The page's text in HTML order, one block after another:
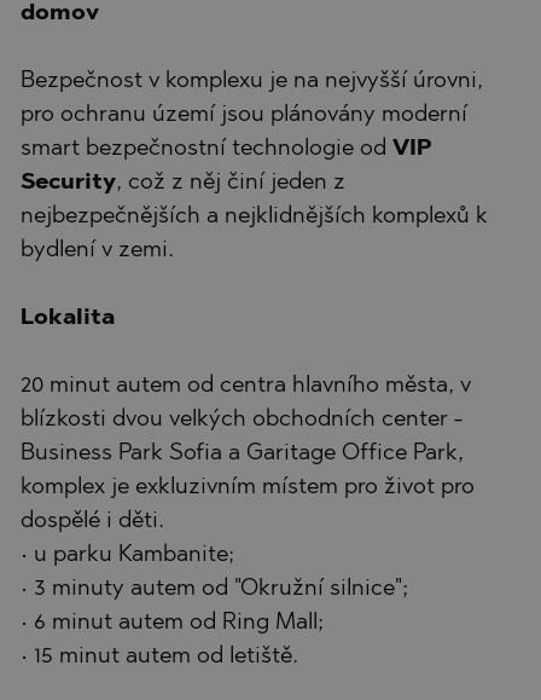
domov
Bezpečnost v komplexu je na nejvyšší úrovni,
pro ochranu území jsou plánovány moderní
smart bezpečnostní technologie od VIP
Security, což z něj činí jeden z
nejbezpečnějších a nejklidnějších komplexů k
bydlení v zemi.
Lokalita
20 minut autem od centra hlavního města, v
blízkosti dvou velkých obchodních center -
Business Park Sofia a Garitage Office Park,
komplex je exkluzivním místem pro život pro
dospělé i děti.
• u parku Kambanite;
• 3 minuty autem od "Okružní silnice";
• 6 minut autem od Ring Mall;
• 15 minut autem od letiště.